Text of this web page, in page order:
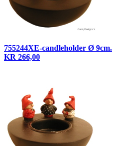
755244XE-candleholder Ø 9cm.
KR 266,00